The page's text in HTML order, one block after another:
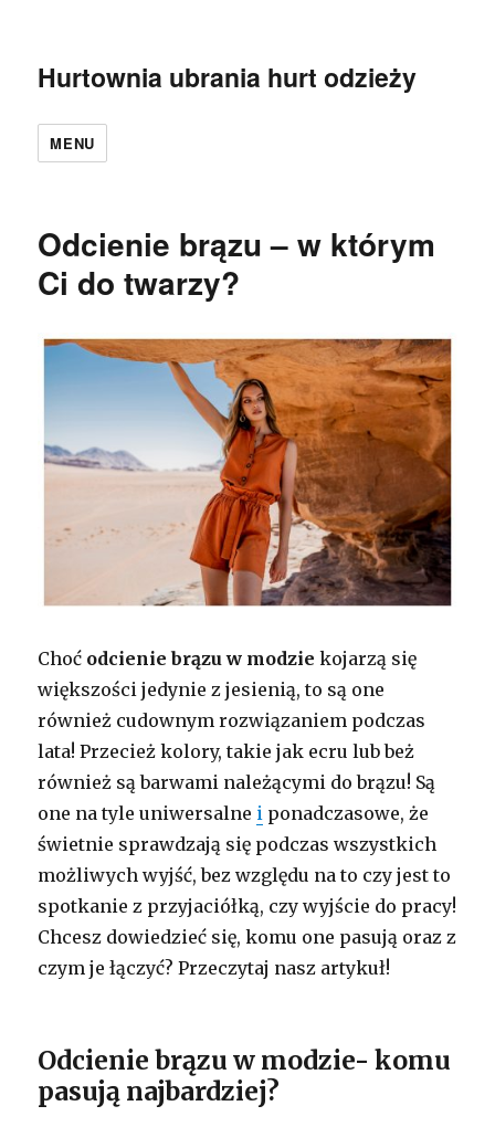
Hurtownia ubrania hurt odzieży
MENU
Odcienie brązu – w którym
Ci do twarzy?
Choć odcienie brązu w modzie kojarzą się
większości jedynie z jesienią, to są one
również cudownym rozwiązaniem podczas
lata! Przecież kolory, takie jak ecru lub beż
również są barwami należącymi do brązu! Są
one na tyle uniwersalne i ponadczasowe, że
świetnie sprawdzają się podczas wszystkich
możliwych wyjść, bez względu na to czy jest to
spotkanie z przyjaciółką, czy wyjście do pracy!
Chcesz dowiedzieć się, komu one pasują oraz z
czym je łączyć? Przeczytaj nasz artykuł!
Odcienie brązu w modzie- komu
pasują najbardziej?